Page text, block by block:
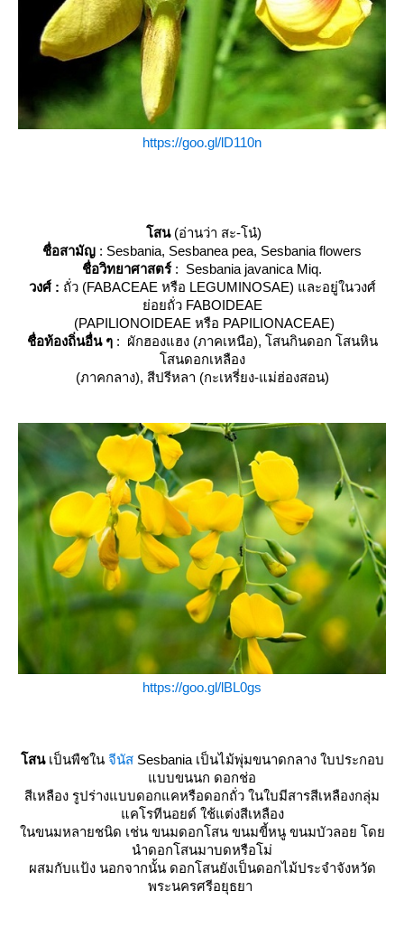
https://goo.gl/lD110n
สน(อ่านว่า สะ-โน๋)
ชื่อสามัญ : Sesbania, Sesbanea pea, Sesbania flowers
ชื่อวิทยาศาสตร์ : Sesbania javanica Miq.
วงศ์ : ถั่ว (FABACEAE หรือ LEGUMINOSAE) และอยู่ในวงศ์
่อยถั่ว FABOIDEAE
(PAPILIONOIDEAE หรือ PAPILIONACEAE)
ชื่อท้องถิ่นอื่น ๆ: ผักฮองแฮง (ภาคเหนือ), โสนกินดอก โสนหิน
สนดอกเหลือง
(ภาคกลาง), สีปรีหลา (กะเหรี่ยง-แม่ฮ่องสอน)
https://goo.gl/lBL0gs
สนเป็นพืชในจีนัส Sesbania เป็นไม้พุ่มขนาดกลาง ใบประกอบ
บบขนนก ดอกช่อ
สีเหลือง รูปร่างแบบดอกแคหรือดอกถั่ว ในใบมีสารสีเหลืองกลุ่ม
คโรทีนอยด์ ใช้แต่งสีเหลือง
นขนมหลายชนิด เช่น ขนมดอกโสน ขนมขี้หนู ขนมบัวลอย โด
นำดอกโสนมาบดหรือโม่
ผสมกับแป้ง นอกจากนั้น ดอกโสนยังเป็นดอกไม้ประจำจังหวัด
พระนครศรีอยุธยา